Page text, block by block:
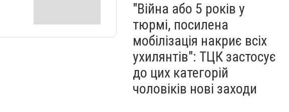
"Війна або 5 років у
тюрмі, посилена
мобілізація накриє всіх
ухилянтів": ТЦК застосує
до цих категорій
чоловіків нові заходи